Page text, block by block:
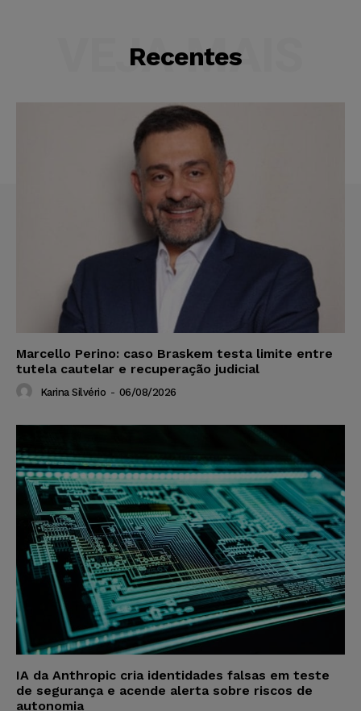
Recentes
VEJA MAIS
Marcello Perino: caso Braskem testa limite entre
tutela cautelar e recuperação judicial
Karina Silvério - 06/08/2026
IA da Anthropic cria identidades falsas em teste
de segurança e acende alerta sobre riscos de
autonomia